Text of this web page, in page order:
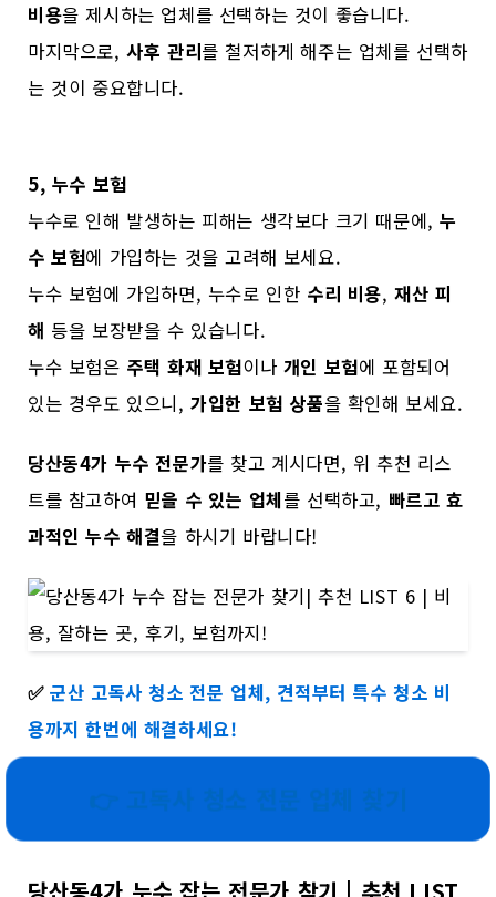
비용을 제시하는 업체를 선택하는 것이 좋습니다.
마지막으로,사후 관리를 철저하게 해주는 업체를 선택하
는 것이 중요합니다.
5, 누수 보험
누수로 인해 발생하는 피해는 생각보다 크기 때문에,누
수 보험에 가입하는 것을 고려해 보세요.
누수 보험에 가입하면, 누수로 인한 수리 비용,재산 피
해 등을 보장받을 수 있습니다.
누수 보험은 주택 화재 보험이나 개인 보험에 포함되어
있는 경우도 있으니,가입한 보험 상품을 확인해 보세요.
당산동4가 누수 전문가를 찾고 계시다면, 위 추천 리스
트를 참고하여 믿을 수 있는 업체를 선택하고, 빠르고 효
과적인 누수 해결을 하시기 바랍니다!
✅군산 고독사 청소 전문 업체, 견적부터 특수 청소 비
용까지 한번에 해결하세요!